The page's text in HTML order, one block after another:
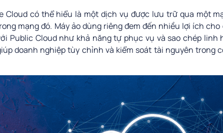
Cloud có thể hiểu là một dịch vụ được lưu trữ qua một
mạng đó. Máy ảo dùng riêng đem đến nhiều lợi ích
Public Cloud như khả năng tự phục vụ và sao chép linh
doanh nghiệp tùy chỉnh và kiểm soát tài nguyên trong